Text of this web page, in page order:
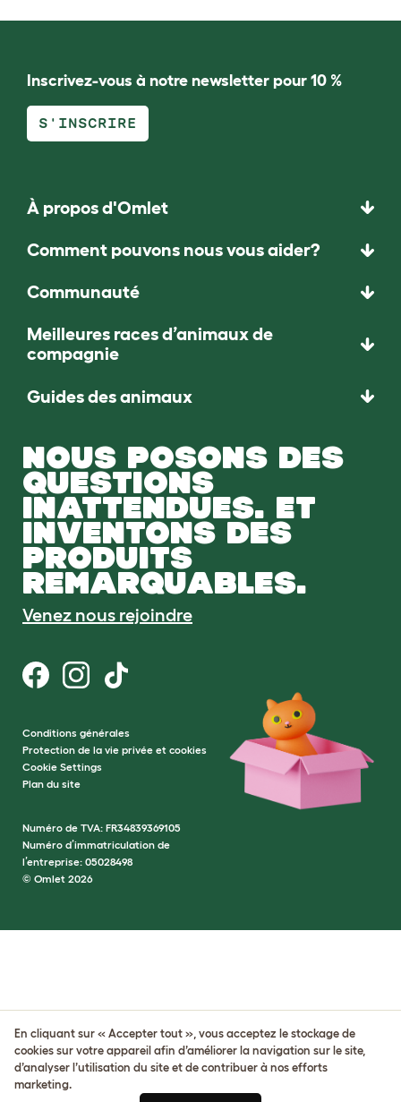
Inscrivez-vous à notre newsletter pour 10 %
S'INSCRIRE
À propos d'Omlet
Comment pouvons nous vous aider?
Communauté
Meilleures races d’animaux de
compagnie
Guides des animaux
NOUS POSONS DES
QUESTIONS
INATTENDUES. ET
INVENTONS DES
PRODUITS
REMARQUABLES.
Venez nous rejoindre
Conditions générales
Protection de la vie privée et cookies
Cookie Settings
Plan du site
Numéro de TVA: FR34839369105
Numéro d’immatriculation de
l’entreprise: 05028498
© Omlet 2026
En cliquant sur « Accepter tout », vous acceptez le stockage de
cookies sur votre appareil afin d’améliorer la navigation sur le site,
d’analyser l’utilisation du site et de contribuer à nos efforts
marketing.